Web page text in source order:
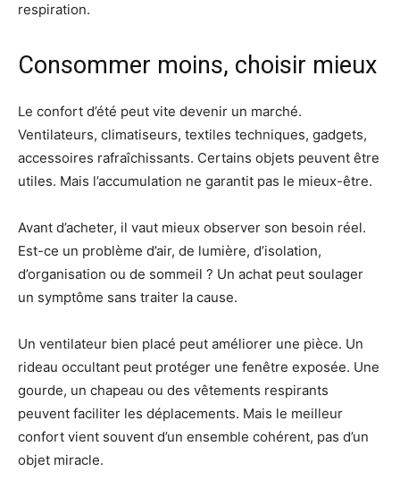
respiration.
Consommer moins, choisir mieux
Le confort d’été peut vite devenir un marché.
Ventilateurs, climatiseurs, textiles techniques, gadgets,
accessoires rafraîchissants. Certains objets peuvent être
utiles. Mais l’accumulation ne garantit pas le mieux-être.
Avant d’acheter, il vaut mieux observer son besoin réel.
Est-ce un problème d’air, de lumière, d’isolation,
d’organisation ou de sommeil ? Un achat peut soulager
un symptôme sans traiter la cause.
Un ventilateur bien placé peut améliorer une pièce. Un
rideau occultant peut protéger une fenêtre exposée. Une
gourde, un chapeau ou des vêtements respirants
peuvent faciliter les déplacements. Mais le meilleur
confort vient souvent d’un ensemble cohérent, pas d’un
objet miracle.